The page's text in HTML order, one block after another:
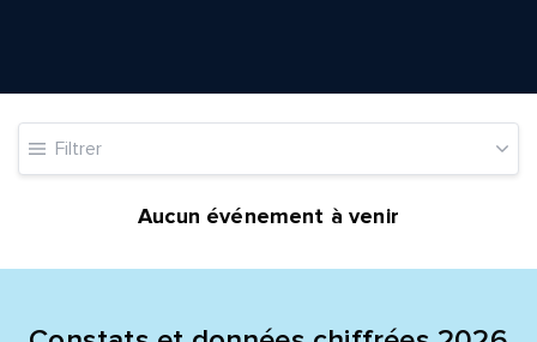
Filtrer
Aucun événement à venir